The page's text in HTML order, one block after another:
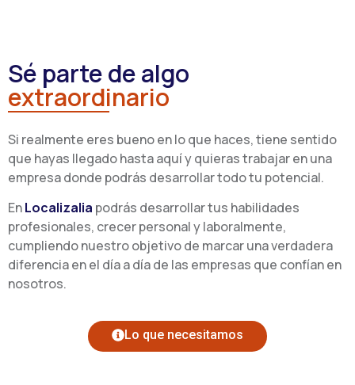
Sé parte de algo
extraordinario
Si realmente eres bueno en lo que haces, tiene sentido
que hayas llegado hasta aquí y quieras trabajar en una
empresa donde podrás desarrollar todo tu potencial.
EnLocalizalia podrás desarrollar tus habilidades
profesionales, crecer personal y laboralmente,
cumpliendo nuestro objetivo de marcar una verdadera
diferencia en el día a día de las empresas que confían en
nosotros.
Lo que necesitamos